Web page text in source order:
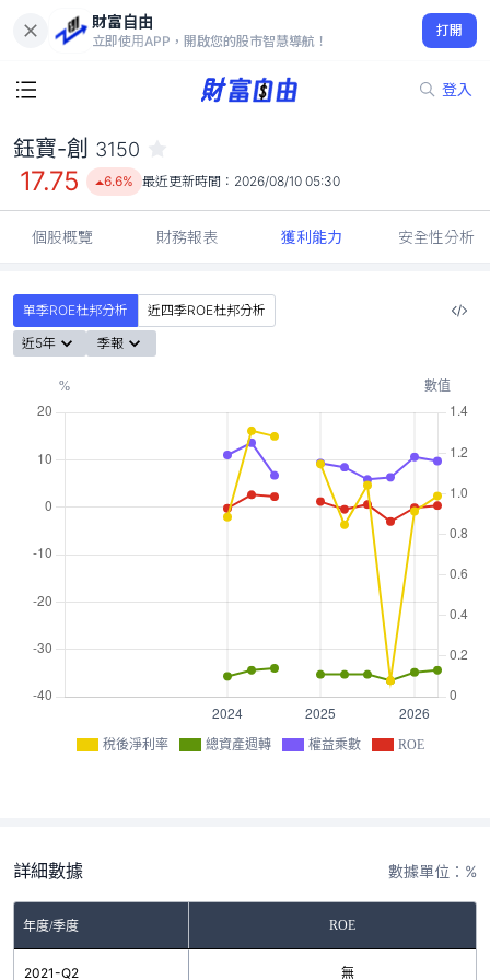
財富自由
立即使用APP，開啟您的股市智慧導航！
打開
登入
17.75
6.6%
鈺寶-創 3150
17.75 6.6% 最近更新時間： 2026/08/10 05:30
個股概覽 財務報表 獲利能力 安全性分析
單季ROE杜邦分析
近四季ROE杜邦分析
近5年
季報
稅後淨利率 總資產週轉 權益乘數 ROE
詳細數據 數據單位：%
年度/季度 ROE
2021-Q2 無